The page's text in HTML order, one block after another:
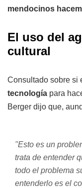
mendocinos
El uso del
cultural
Consultado sobre si
tecnología para
Berger dijo que,
"Esto es un
trata de entender
todo el problema
entenderlo es el